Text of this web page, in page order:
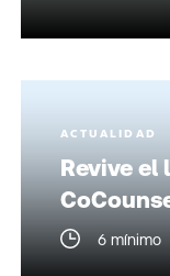
ACTUALIDAD
Revive el
6 mínimo